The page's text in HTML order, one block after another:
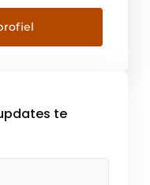
overlaten van
van
elke uitdaging
ze ervoor
te